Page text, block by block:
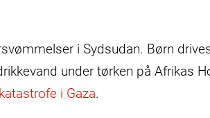
i Sydsudan. Børn
under tørken på Afrikas
i Gaza.